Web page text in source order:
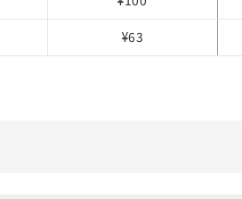
¥63
「販売ネットワーク
」をご確認くだ
承諾なく第三者に漏洩または開示しな